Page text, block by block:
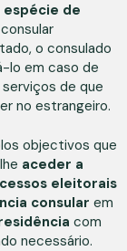
de
o consulado
lo em caso de
de que
no estrangeiro.
objectivos que
aceder a
eleitorais
consular em
com
necessário.